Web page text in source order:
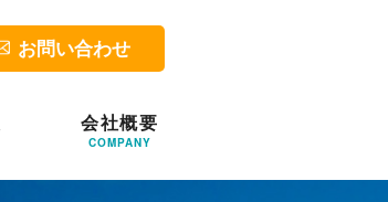
お問い合わせ
会社概要
COMPANY